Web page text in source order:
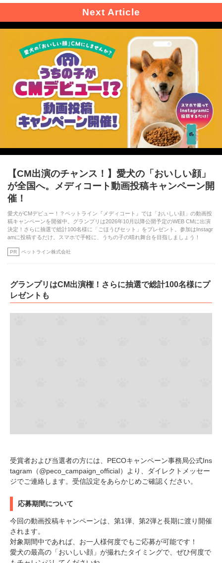
【CM出演のチャンス！】愛犬の「おいしい顔」
が全国へ。メディコート動画投稿キャンペーン開
催！
愛犬がCMデビュー！？ペットライン『メディコート』では「おいしい顔」の動画投
稿キャンペーンを開催中。グランプリは2026年10月以降公開予定のWEB CMに出演
決定！さらに抽選で総計100名様に「ごほうびセット」をプレゼント。参加はInstagr
amに投稿するだけ。スマホで手軽に、うちの子の晴れ舞台を目指しましょう！
PR ペットライン株式会社
グランプリはCM出演権！さらに抽選で総計100名様にプ
レゼントも
受賞者および当選者の方には、PECOキャンペーン事務局公式Ins
tagram（@peco_campaign_official）より、ダイレクトメッセー
ジでご連絡します。受信設定をあらかじめご確認ください。
応募期間について
今回の動画投稿キャンペーンは、第1弾、第2弾と長期に渡り開催
されます。
対象期間中であれば、お一人様何度でもご応募が可能です！
愛犬の最高の「おいしい顔」が撮れたタイミングで、ぜひ何度で
アプリで開く